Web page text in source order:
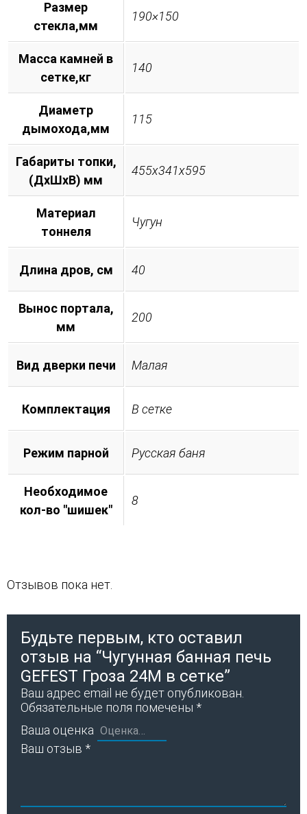
Размер
стекла,мм
190×150
Масса камней в
сетке,кг
140
Диаметр
дымохода,мм
115
Габариты топки,
(ДхШхВ) мм
455х341х595
Материал
тоннеля
Чугун
Длина дров, см 40
Вынос портала,
мм
200
Вид дверки печи Малая
Комплектация В сетке
Режим парной Русская баня
Необходимое
кол-во "шишек"
8
Отзывов пока нет.
Будьте первым, кто оставил
отзыв на “Чугунная банная печь
GEFEST Гроза 24М в сетке”
Ваш адрес email не будет опубликован.
Обязательные поля помечены *
Ваша оценка
Ваш отзыв *